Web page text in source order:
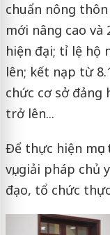
chuẩn nông
mới nâng cao
hiện đại; tỉ lệ hộ
lên; kết nạp từ
chức cơ sở đảng
trở lên...
Để thực hiện
vụ, giải pháp
đạo, tổ chức